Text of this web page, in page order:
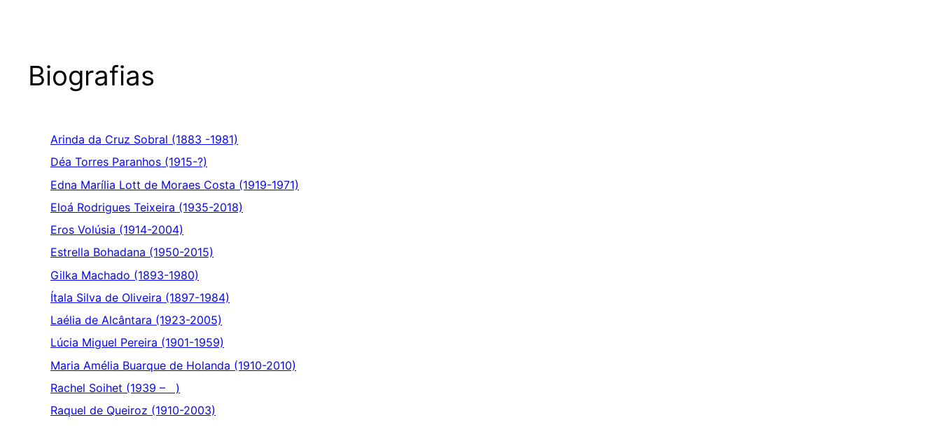
Biografias
Arinda da Cruz Sobral (1883 -1981)
Déa Torres Paranhos (1915-?)
Edna Marília Lott de Moraes Costa (1919-1971)
Eloá Rodrigues Teixeira (1935-2018)
Eros Volúsia (1914-2004)
Estrella Bohadana (1950-2015)
Gilka Machado (1893-1980)
Ítala Silva de Oliveira (1897-1984)
Laélia de Alcântara (1923-2005)
Lúcia Miguel Pereira (1901-1959)
Maria Amélia Buarque de Holanda (1910-2010)
Rachel Soihet (1939 – )
Raquel de Queiroz (1910-2003)